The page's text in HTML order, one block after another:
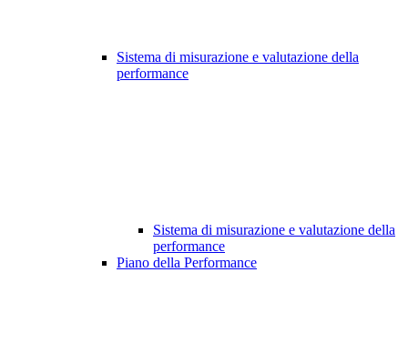
Sistema di misurazione e valutazione della
performance
Sistema di misurazione e valutazione della
performance
Piano della Performance